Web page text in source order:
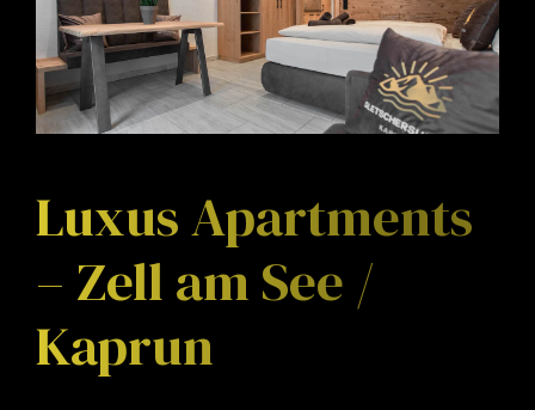
Luxus Apartments
– Zell am See /
Kaprun